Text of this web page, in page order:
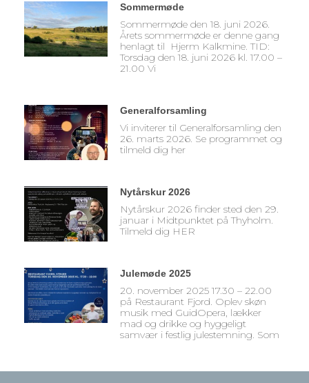
Sommermøde
Sommermøde den 18. juni 2026.
Årets sommermøde er denne gang
henlagt til Hjerm Kalkmine. TID:
Torsdag den 18. juni 2026 kl. 17.00 –
21.00 Vi
Generalforsamling
Vi inviterer til Generalforsamling den
26. marts 2026. Se programmet og
tilmeld dig her
Nytårskur 2026
Nytårskur 2026 finder sted den 29.
januar i Midtpunktet på Thyholm.
Tilmeld dig HER
Julemøde 2025
20. november 2025 17.30 – 22.00
på Restaurant Fjord. Oplev skøn
musik med GuidOpera, lækker
mad og drikke og hyggeligt
samvær i festlig julestemning. Som